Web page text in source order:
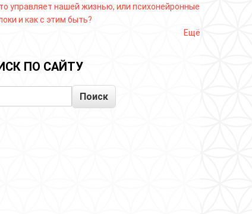
управляет нашей жизнью, или психонейронные
и как с этим быть?
Ещё
ПО САЙТУ